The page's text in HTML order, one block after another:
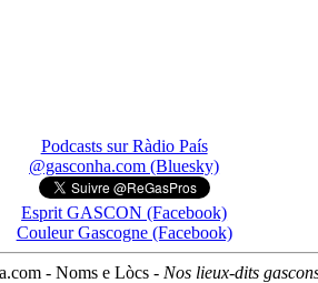
Podcasts sur Ràdio País
@gasconha.com (Bluesky)
Esprit GASCON (Facebook)
Couleur Gascogne (Facebook)
- Noms e Lòcs - Nos lieux-dits